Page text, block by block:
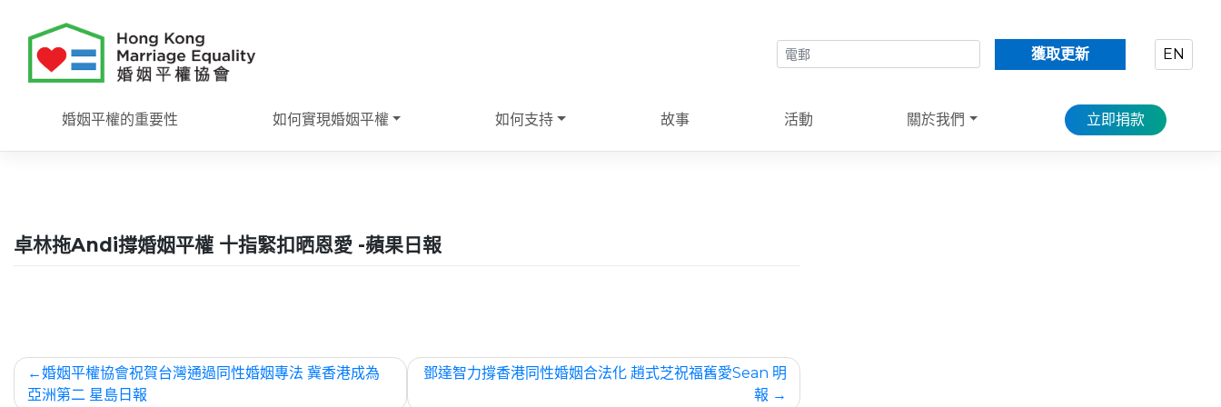
content
獲取更新 EN
婚姻平權的重要性 如何實現婚姻平權 如何支持 故事 活動 關於我們 立即捐款
卓林拖Andi撐婚姻平權 十指緊扣晒恩愛 -蘋果日報
文
章
婚姻平權協會祝賀台灣通過同性婚姻專法 冀香港成為
亞洲第二 星島日報
鄧達智力撐香港同性婚姻合法化 趙式芝祝福舊愛Sean 明
報